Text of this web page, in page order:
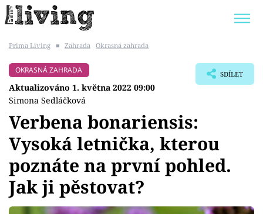
BYDLENÍ SLAVNÝCH
Témata
Bydlení
Zahrada
Prima Living ■ Zahrada Okrasná zahrada
OKRASNÁ ZAHRADA
Aktualizováno 1. května 2022 09:00
Simona Sedláčková
SDÍLET
Verbena bonariensis:
Vysoká letnička, kterou
poznáte na první pohled.
Jak ji pěstovat?